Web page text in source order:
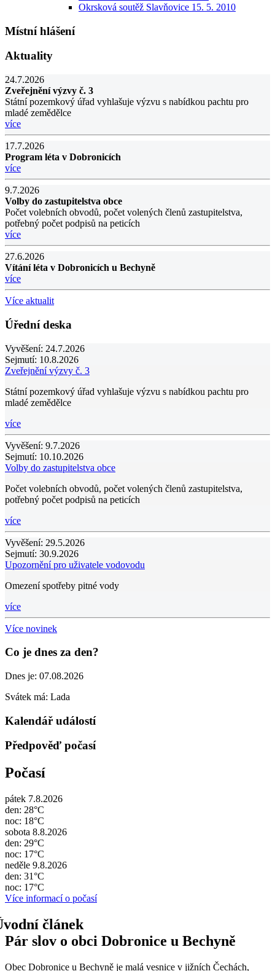
Okrsková soutěž Slavňovice 15. 5. 2010
Místní hlášení
Aktuality
24.7.2026
Zveřejnění výzvy č. 3
Státní pozemkový úřad vyhlašuje výzvu s nabídkou pachtu pro
mladé zemědělce
více
17.7.2026
Program léta v Dobronicích
více
9.7.2026
Volby do zastupitelstva obce
Počet volebních obvodů, počet volených členů zastupitelstva,
potřebný počet podpisů na peticích
více
27.6.2026
Vítání léta v Dobronicích u Bechyně
více
Více aktualit
Úřední deska
Vyvěšení: 24.7.2026
Sejmutí: 10.8.2026
Zveřejnění výzvy č. 3
Státní pozemkový úřad vyhlašuje výzvu s nabídkou pachtu pro
mladé zemědělce
více
Vyvěšení: 9.7.2026
Sejmutí: 10.10.2026
Volby do zastupitelstva obce
Počet volebních obvodů, počet volených členů zastupitelstva,
potřebný počet podpisů na peticích
více
Vyvěšení: 29.5.2026
Sejmutí: 30.9.2026
Upozornění pro uživatele vodovodu
Omezení spotřeby pitné vody
více
Více novinek
Co je dnes za den?
Dnes je: 07.08.2026
Svátek má: Lada
Kalendář událostí
Předpověď počasí
Počasí
pátek 7.8.2026
den: 28°C
noc: 18°C
sobota 8.8.2026
den: 29°C
noc: 17°C
neděle 9.8.2026
den: 31°C
noc: 17°C
Více informací o počasí
Pár slov o obci Dobronice u Bechyně
Obec Dobronice u Bechyně je malá vesnice v jižních Čechách,